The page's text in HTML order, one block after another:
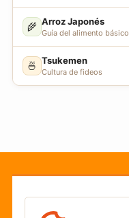
🌾 Arroz Japonés
Guía del alimento básico
🍜 Tsukemen
Cultura de fideos